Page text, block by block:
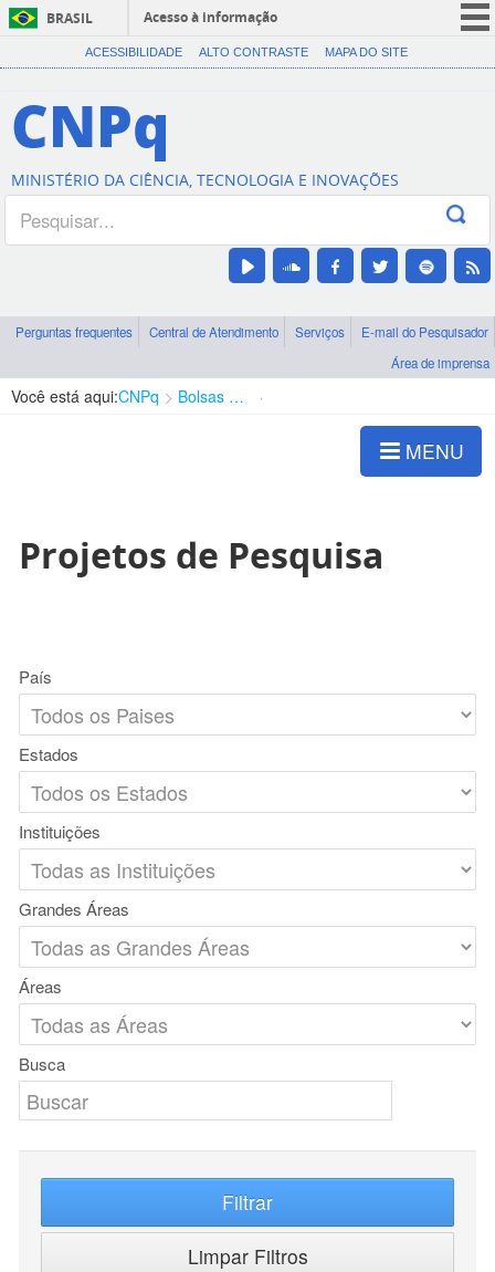
BRASIL
Acesso à informação
CORONAVÍRUS (COVID-19)
Canais
ACESSIBILIDADE ALTO CONTRASTE MAPA DO SITE
CNPq
MINISTÉRIO DA CIÊNCIA, TECNOLOGIA E INOVAÇÕES
Perguntas frequentes Central de Atendimento Serviços
E-mail do Pesquisador
Área de imprensa
Você está aqui:CNPq Bolsas e Auxílios Vigentes
MENU
Projetos de Pesquisa
País
Estados
Instituições
Grandes Áreas
Áreas
Busca
Filtrar
Limpar Filtros